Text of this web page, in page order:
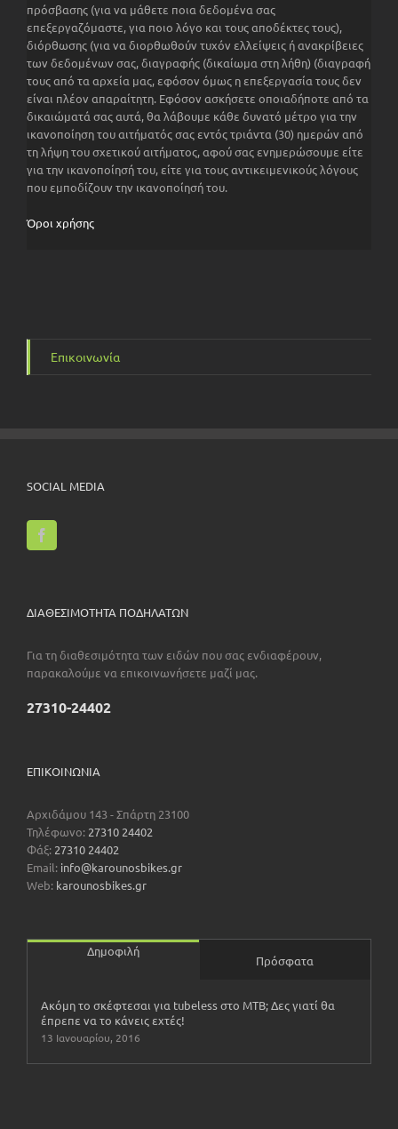
πρόσβασης (για να μάθετε ποια δεδομένα σας
επεξεργαζόμαστε, για ποιο λόγο και τους αποδέκτες τους),
διόρθωσης (για να διορθωθούν τυχόν ελλείψεις ή ανακρίβειες
των δεδομένων σας, διαγραφής (δικαίωμα στη λήθη) (διαγραφή
τους από τα αρχεία μας, εφόσον όμως η επεξεργασία τους δεν
είναι πλέον απαραίτητη. Εφόσον ασκήσετε οποιαδήποτε από τα
δικαιώματά σας αυτά, θα λάβουμε κάθε δυνατό μέτρο για την
ικανοποίηση του αιτήματός σας εντός τριάντα (30) ημερών από
τη λήψη του σχετικού αιτήματος, αφού σας ενημερώσουμε είτε
για την ικανοποίησή του, είτε για τους αντικειμενικούς λόγους
που εμποδίζουν την ικανοποίησή του.
Όροι χρήσης
Επικοινωνία
SOCIAL MEDIA
ΔΙΑΘΕΣΙΜΟΤΗΤΑ ΠΟΔΗΛΑΤΩΝ
Για τη διαθεσιμότητα των ειδών που σας ενδιαφέρουν,
παρακαλούμε να επικοινωνήσετε μαζί μας.
27310-24402
ΕΠΙΚΟΙΝΩΝΊΑ
Αρχιδάμου 143 - Σπάρτη 23100
Τηλέφωνο: 27310 24402
Φάξ: 27310 24402
Email: info@karounosbikes.gr
Web: karounosbikes.gr
Δημοφιλή
Πρόσφατα
Ακόμη το σκέφτεσαι για tubeless στο ΜΤΒ; Δες γιατί θα
έπρεπε να το κάνεις εχτές!
13 Ιανουαρίου, 2016